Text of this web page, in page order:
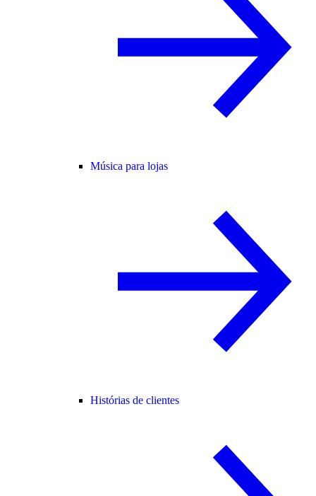
Música para lojas
Histórias de clientes